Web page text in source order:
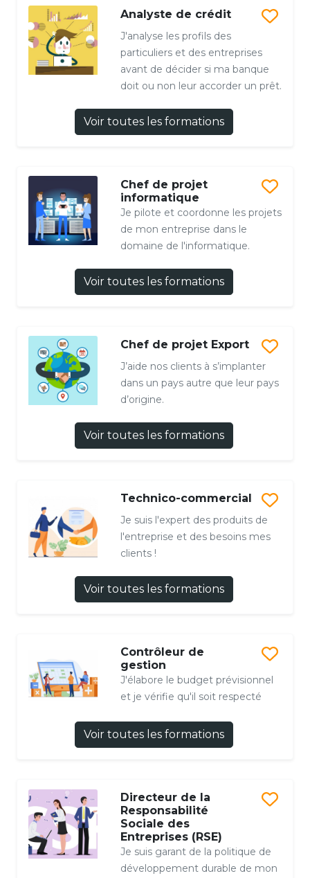
Analyste de crédit
J'analyse les profils des
particuliers et des entreprises
avant de décider si ma banque
doit ou non leur accorder un prêt.
Voir toutes les formations
Chef de projet
informatique
Je pilote et coordonne les projets
de mon entreprise dans le
domaine de l'informatique.
Voir toutes les formations
Chef de projet Export
J’aide nos clients à s’implanter
dans un pays autre que leur pays
d’origine.
Voir toutes les formations
Technico-commercial
Je suis l'expert des produits de
l'entreprise et des besoins mes
clients !
Voir toutes les formations
Contrôleur de
gestion
J'élabore le budget prévisionnel
et je vérifie qu'il soit respecté
Voir toutes les formations
Directeur de la
Responsabilité
Sociale des
Entreprises (RSE)
Je suis garant de la politique de
développement durable de mon